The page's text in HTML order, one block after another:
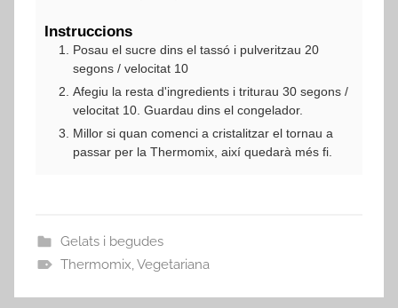
Instruccions
Posau el sucre dins el tassó i pulveritzau 20
segons / velocitat 10
Afegiu la resta d'ingredients i triturau 30 segons /
velocitat 10. Guardau dins el congelador.
Millor si quan comenci a cristalitzar el tornau a
passar per la Thermomix, així quedarà més fi.
Gelats i begudes
Thermomix,Vegetariana